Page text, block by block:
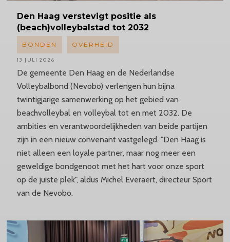
Den Haag verstevigt positie als
(beach)volleybalstad tot 2032
De gemeente Den Haag en de Nederlandse
Volleybalbond (Nevobo) verlengen hun bijna
twintigjarige samenwerking op het gebied van
beachvolleybal en volleybal tot en met 2032. De
ambities en verantwoordelijkheden van beide partijen
zijn in een nieuw convenant vastgelegd. "Den Haag is
niet alleen een loyale partner, maar nog meer een
geweldige bondgenoot met het hart voor onze sport
op de juiste plek", aldus Michel Everaert, directeur Sport
van de Nevobo.
BONDEN OVERHEID
13 JULI 2026